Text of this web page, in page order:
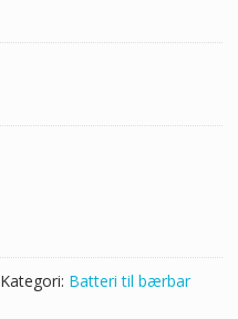
Kategori: Batteri til bærbar